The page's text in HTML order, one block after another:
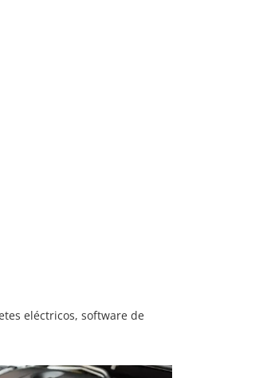
eléctricos, software de